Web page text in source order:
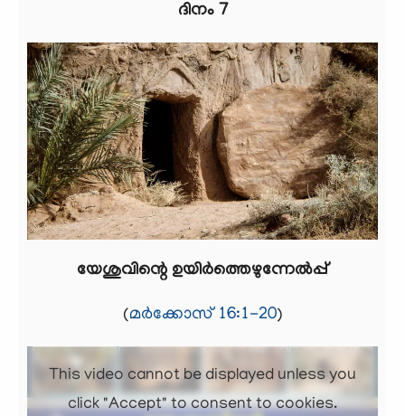
ദിനം 7
യേശുവിന്റെ ഉയിർത്തെഴുന്നേൽപ്പ്
(മർക്കോസ് 16:1-20)
This video cannot be displayed unless you
click "Accept" to consent to cookies.